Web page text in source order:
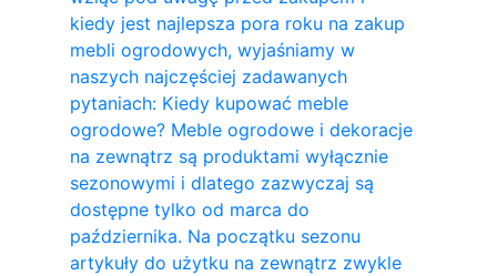
kiedy jest najlepsza pora roku na zakup
mebli ogrodowych, wyjaśniamy w
naszych najczęściej zadawanych
pytaniach: Kiedy kupować meble
ogrodowe? Meble ogrodowe i dekoracje
na zewnątrz są produktami wyłącznie
sezonowymi i dlatego zazwyczaj są
dostępne tylko od marca do
października. Na początku sezonu
artykuły do ​​użytku na zewnątrz zwykle